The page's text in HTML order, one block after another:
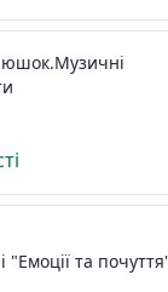
"Емоції та